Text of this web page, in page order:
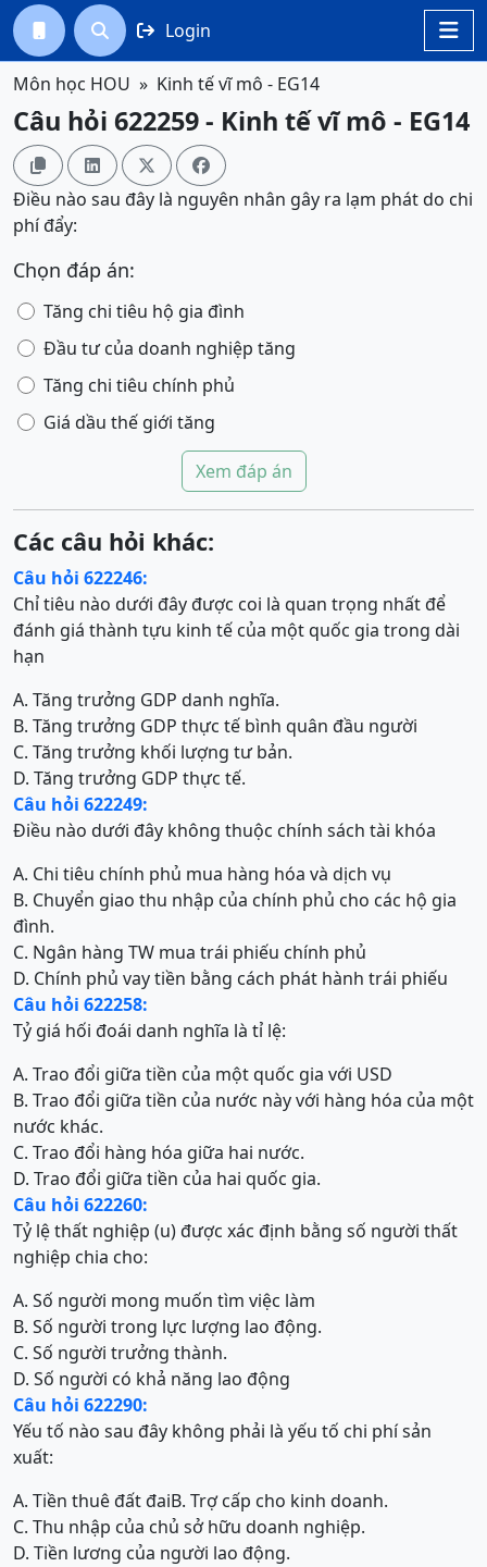

  Login
Môn học HOU Kinh tế vĩ mô - EG14
Câu hỏi 622259 - Kinh tế vĩ mô - EG14
   
Điều nào sau đây là nguyên nhân gây ra lạm phát do chi
phí đẩy:
Chọn đáp án:
Tăng chi tiêu hộ gia đình
Đầu tư của doanh nghiệp tăng
Tăng chi tiêu chính phủ
Giá dầu thế giới tăng
Xem đáp án
Các câu hỏi khác:
Câu hỏi 622246:
Chỉ tiêu nào dưới đây được coi là quan trọng nhất để
đánh giá thành tựu kinh tế của một quốc gia trong dài
hạn
A. Tăng trưởng GDP danh nghĩa.
B. Tăng trưởng GDP thực tế bình quân đầu người
C. Tăng trưởng khối lượng tư bản.
D. Tăng trưởng GDP thực tế.
Câu hỏi 622249:
Điều nào dưới đây không thuộc chính sách tài khóa
A. Chi tiêu chính phủ mua hàng hóa và dịch vụ
B. Chuyển giao thu nhập của chính phủ cho các hộ gia
đình.
C. Ngân hàng TW mua trái phiếu chính phủ
D. Chính phủ vay tiền bằng cách phát hành trái phiếu
Câu hỏi 622258:
Tỷ giá hối đoái danh nghĩa là tỉ lệ:
A. Trao đổi giữa tiền của một quốc gia với USD
B. Trao đổi giữa tiền của nước này với hàng hóa của một
nước khác.
C. Trao đổi hàng hóa giữa hai nước.
D. Trao đổi giữa tiền của hai quốc gia.
Câu hỏi 622260:
Tỷ lệ thất nghiệp (u) được xác định bằng số người thất
nghiệp chia cho:
A. Số người mong muốn tìm việc làm
B. Số người trong lực lượng lao động.
C. Số người trưởng thành.
D. Số người có khả năng lao động
Câu hỏi 622290:
Yếu tố nào sau đây không phải là yếu tố chi phí sản
xuất:
A. Tiền thuê đất đaiB. Trợ cấp cho kinh doanh.
C. Thu nhập của chủ sở hữu doanh nghiệp.
D. Tiền lương của người lao động.